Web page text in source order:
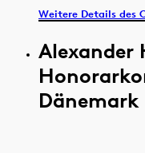
Weitere Details des
Alexander
Dänemark